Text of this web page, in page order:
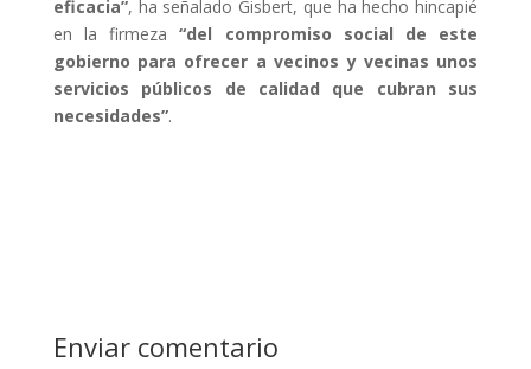
eficacia”, ha señalado Gisbert, que ha hecho hincapié
en la firmeza“del compromiso social de este
gobierno para ofrecer a vecinos y vecinas unos
servicios públicos de calidad que cubran sus
necesidades”.
Enviar comentario